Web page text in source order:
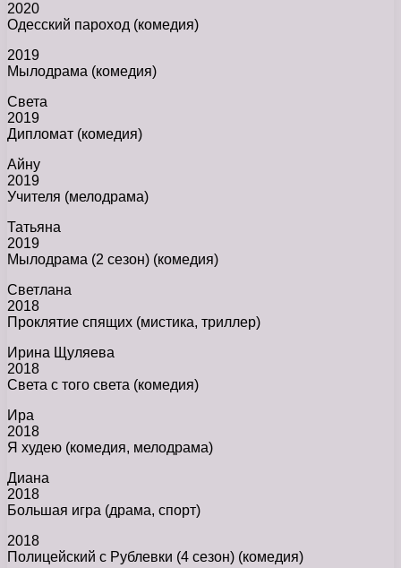
2020
Одесский пароход (комедия)
2019
Мылодрама (комедия)
Света
2019
Дипломат (комедия)
Айну
2019
Учителя (мелодрама)
Татьяна
2019
Мылодрама (2 сезон) (комедия)
Светлана
2018
Проклятие спящих (мистика, триллер)
Ирина Щуляева
2018
Света с того света (комедия)
Ира
2018
Я худею (комедия, мелодрама)
Диана
2018
Большая игра (драма, спорт)
2018
Полицейский с Рублевки (4 сезон) (комедия)